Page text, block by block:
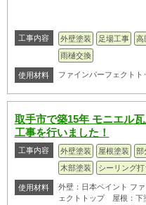
工事内容 外壁塗装 足場工事
高
雨樋交換
使用材料 ファインパーフェクトト
取手市で築15年 モニエル
工事を行いました！
工事内容 外壁塗装 屋根塗装
部
木部塗装
シーリング打
使用材料
外壁：日本ペイント フ
ェクトトップ 屋根：下